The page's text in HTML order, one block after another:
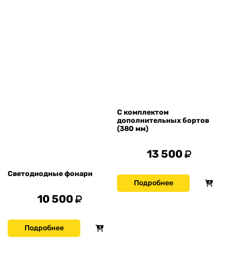
Светодиодные фонари
10 500
Подробнее
С комплектом
дополнительных бортов
(380 мм)
13 500
Подробнее